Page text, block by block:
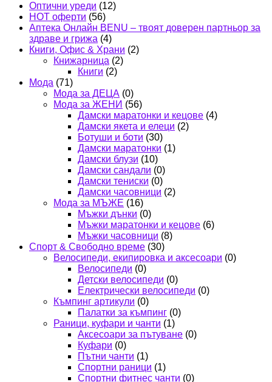
Оптични уреди (12)
HOT оферти (56)
Аптека Онлайн BENU – твоят доверен партньор за
здраве и грижа (4)
Книги, Офис & Храни (2)
Книжарница (2)
Книги (2)
Мода (71)
Мода за ДЕЦА (0)
Мода за ЖЕНИ (56)
Дамски маратонки и кецове (4)
Дамски якета и елеци (2)
Ботуши и боти (30)
Дамски маратонки (1)
Дамски блузи (10)
Дамски сандали (0)
Дамски тениски (0)
Дамски часовници (2)
Мода за МЪЖЕ (16)
Мъжки дънки (0)
Мъжки маратонки и кецове (6)
Мъжки часовници (8)
Спорт & Свободно време (30)
Велосипеди, екипировка и аксесоари (0)
Велосипеди (0)
Детски велосипеди (0)
Електрически велосипеди (0)
Къмпинг артикули (0)
Палатки за къмпинг (0)
Раници, куфари и чанти (1)
Аксесоари за пътуване (0)
Куфари (0)
Пътни чанти (1)
Спортни раници (1)
Спортни фитнес чанти (0)